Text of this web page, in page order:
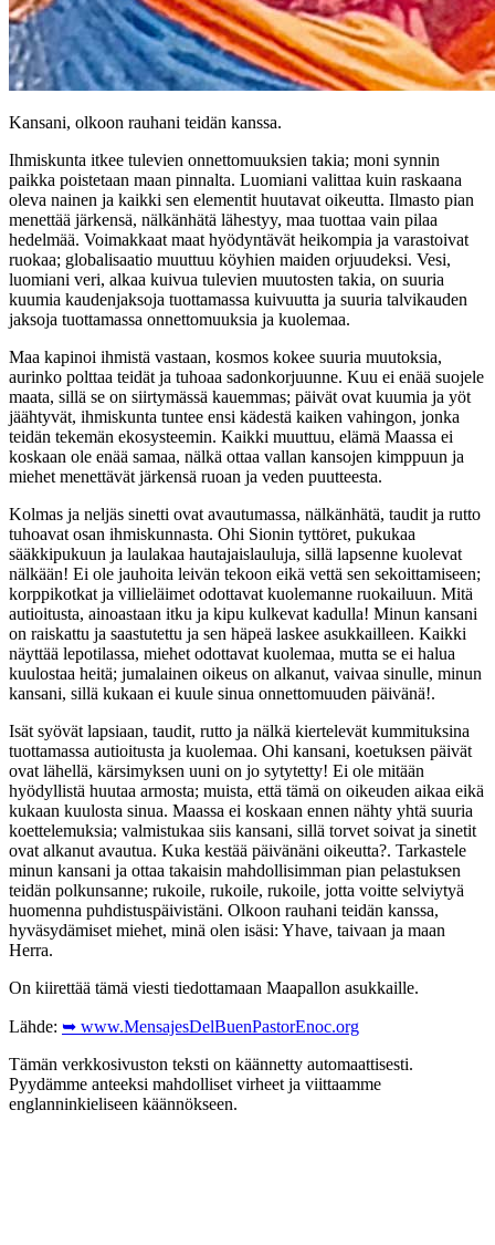
Kansani, olkoon rauhani teidän kanssa.
Ihmiskunta itkee tulevien onnettomuuksien takia; moni synnin
paikka poistetaan maan pinnalta. Luomiani valittaa kuin raskaana
oleva nainen ja kaikki sen elementit huutavat oikeutta. Ilmasto pian
menettää järkensä, nälkänhätä lähestyy, maa tuottaa vain pilaa
hedelmää. Voimakkaat maat hyödyntävät heikompia ja varastoivat
ruokaa; globalisaatio muuttuu köyhien maiden orjuudeksi. Vesi,
luomiani veri, alkaa kuivua tulevien muutosten takia, on suuria
kuumia kaudenjaksoja tuottamassa kuivuutta ja suuria talvikauden
jaksoja tuottamassa onnettomuuksia ja kuolemaa.
Maa kapinoi ihmistä vastaan, kosmos kokee suuria muutoksia,
aurinko polttaa teidät ja tuhoaa sadonkorjuunne. Kuu ei enää suojele
maata, sillä se on siirtymässä kauemmas; päivät ovat kuumia ja yöt
jäähtyvät, ihmiskunta tuntee ensi kädestä kaiken vahingon, jonka
teidän tekemän ekosysteemin. Kaikki muuttuu, elämä Maassa ei
koskaan ole enää samaa, nälkä ottaa vallan kansojen kimppuun ja
miehet menettävät järkensä ruoan ja veden puutteesta.
Kolmas ja neljäs sinetti ovat avautumassa, nälkänhätä, taudit ja rutto
tuhoavat osan ihmiskunnasta. Ohi Sionin tyttöret, pukukaa
sääkkipukuun ja laulakaa hautajaislauluja, sillä lapsenne kuolevat
nälkään! Ei ole jauhoita leivän tekoon eikä vettä sen sekoittamiseen;
korppikotkat ja villieläimet odottavat kuolemanne ruokailuun. Mitä
autioitusta, ainoastaan itku ja kipu kulkevat kadulla! Minun kansani
on raiskattu ja saastutettu ja sen häpeä laskee asukkailleen. Kaikki
näyttää lepotilassa, miehet odottavat kuolemaa, mutta se ei halua
kuulostaa heitä; jumalainen oikeus on alkanut, vaivaa sinulle, minun
kansani, sillä kukaan ei kuule sinua onnettomuuden päivänä!.
Isät syövät lapsiaan, taudit, rutto ja nälkä kiertelevät kummituksina
tuottamassa autioitusta ja kuolemaa. Ohi kansani, koetuksen päivät
ovat lähellä, kärsimyksen uuni on jo sytytetty! Ei ole mitään
hyödyllistä huutaa armosta; muista, että tämä on oikeuden aikaa eikä
kukaan kuulosta sinua. Maassa ei koskaan ennen nähty yhtä suuria
koettelemuksia; valmistukaa siis kansani, sillä torvet soivat ja sinetit
ovat alkanut avautua. Kuka kestää päivänäni oikeutta?. Tarkastele
minun kansani ja ottaa takaisin mahdollisimman pian pelastuksen
teidän polkunsanne; rukoile, rukoile, rukoile, jotta voitte selviytyä
huomenna puhdistuspäivistäni. Olkoon rauhani teidän kanssa,
hyväsydämiset miehet, minä olen isäsi: Yhave, taivaan ja maan
Herra.
On kiirettää tämä viesti tiedottamaan Maapallon asukkaille.
Lähde: ➥ www.MensajesDelBuenPastorEnoc.org
Tämän verkkosivuston teksti on käännetty automaattisesti.
Pyydämme anteeksi mahdolliset virheet ja viittaamme
englanninkieliseen käännökseen.